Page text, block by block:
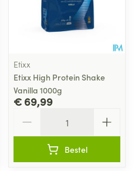
Etixx
Etixx High Protein Shake
Vanilla 1000g
€ 69,99
Bestel